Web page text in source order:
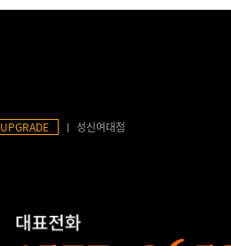
UPGRADE 성신여대점